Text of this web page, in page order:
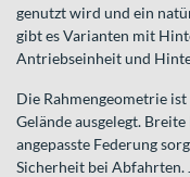
genutzt wird und ein
gibt es Varianten mit
Antriebseinheit und
Die Rahmengeometrie
Gelände ausgelegt.
angepasste Federung
Sicherheit bei Abfahrten.